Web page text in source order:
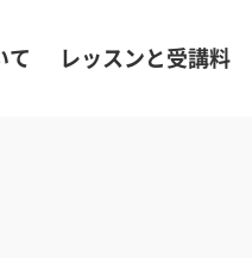
て レッスンと受講料